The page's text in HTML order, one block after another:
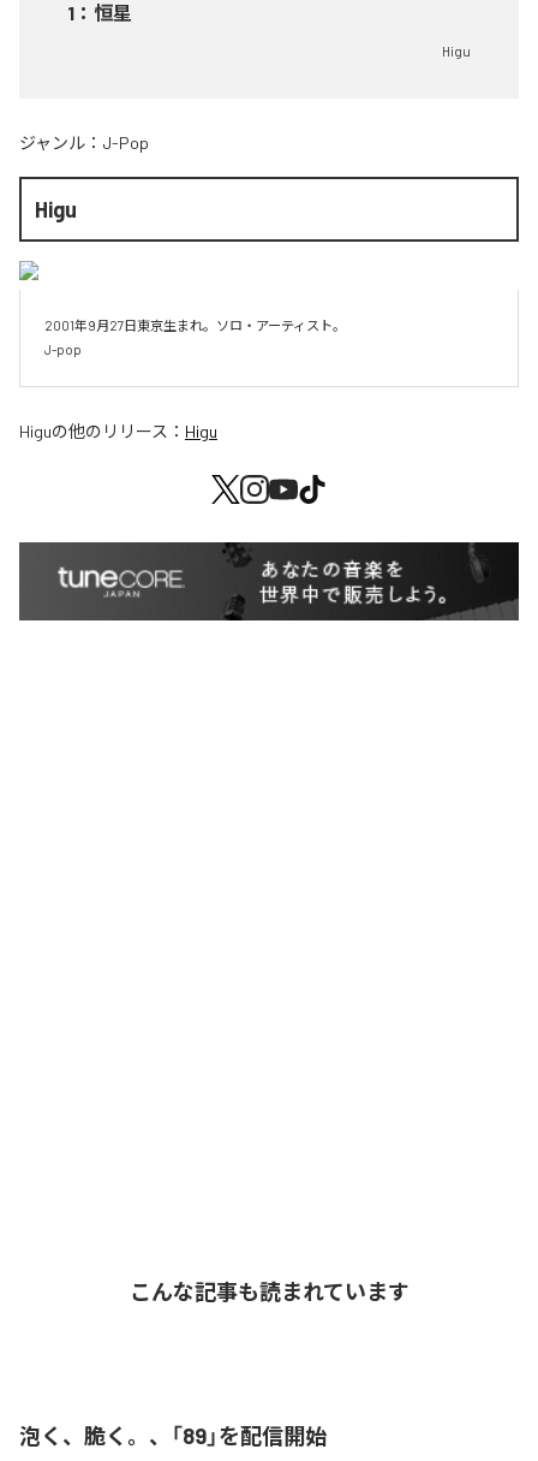
1 ： 恒星
Higu
ジャンル： J-Pop
Higu
2001年9月27日東京生まれ。ソロ・アーティスト。
J-pop
Higuの他のリリース： Higu
こんな記事も読まれています
泡く、脆く。、「89」を配信開始